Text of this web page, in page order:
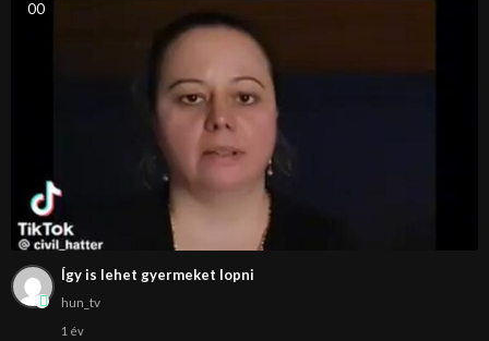
00
Így is lehet gyermeket lopni
hun_tv
1 év